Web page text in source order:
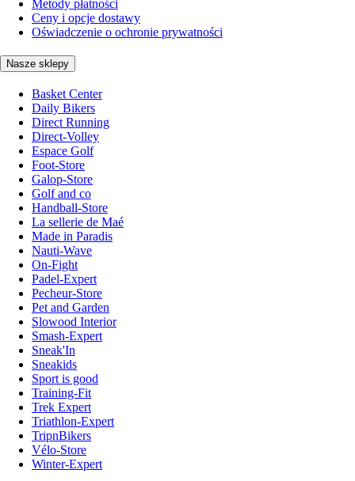
Metody płatności
Ceny i opcje dostawy
Oświadczenie o ochronie prywatności
Nasze sklepy
Basket Center
Daily Bikers
Direct Running
Direct-Volley
Espace Golf
Foot-Store
Galop-Store
Golf and co
Handball-Store
La sellerie de Maé
Made in Paradis
Nauti-Wave
On-Fight
Padel-Expert
Pecheur-Store
Pet and Garden
Slowood Interior
Smash-Expert
Sneak'In
Sneakids
Sport is good
Training-Fit
Trek Expert
Triathlon-Expert
TripnBikers
Vélo-Store
Winter-Expert